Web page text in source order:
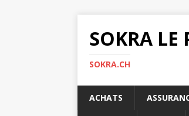
SOKRA LE
SOKRA.CH
ACHATS